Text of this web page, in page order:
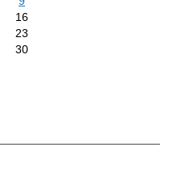
16
23
30